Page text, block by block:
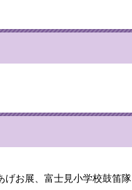
げお展、富士見小学校鼓笛隊